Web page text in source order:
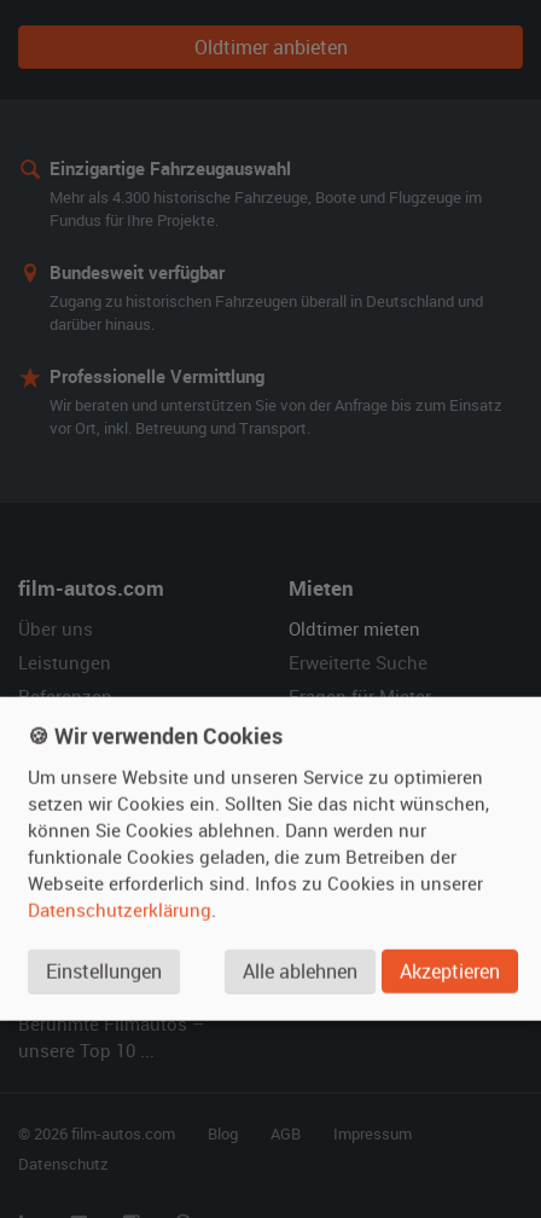
Oldtimer anbieten
Einzigartige Fahrzeugauswahl
Mehr als 4.300 historische Fahrzeuge, Boote und Flugzeuge im
Fundus für Ihre Projekte.
Bundesweit verfügbar
Zugang zu historischen Fahrzeugen überall in Deutschland und
darüber hinaus.
Professionelle Vermittlung
Wir beraten und unterstützen Sie von der Anfrage bis zum Einsatz
vor Ort, inkl. Betreuung und Transport.
film-autos.com
Über uns
Leistungen
Referenzen
Kundenmeinungen
Mieten
Oldtimer mieten
Erweiterte Suche
Fragen für Mieter
Vermieten
Oldtimer anmelden
Fotos senden
Fragen für Vermieter
Hilfe
Häufige Fragen (FAQ)
So funktioniert's
SPECIAL
Berühmte Filmautos –
unsere Top 10 ...
© 2026 film-autos.com Blog AGB
Impressum
Datenschutz
🍪 Wir verwenden Cookies
Um unsere Website und unseren Service zu optimieren
setzen wir Cookies ein. Sollten Sie das nicht wünschen,
können Sie Cookies ablehnen. Dann werden nur
funktionale Cookies geladen, die zum Betreiben der
Webseite erforderlich sind. Infos zu Cookies in unserer
Datenschutzerklärung.
Einstellungen Alle ablehnen Akzeptieren